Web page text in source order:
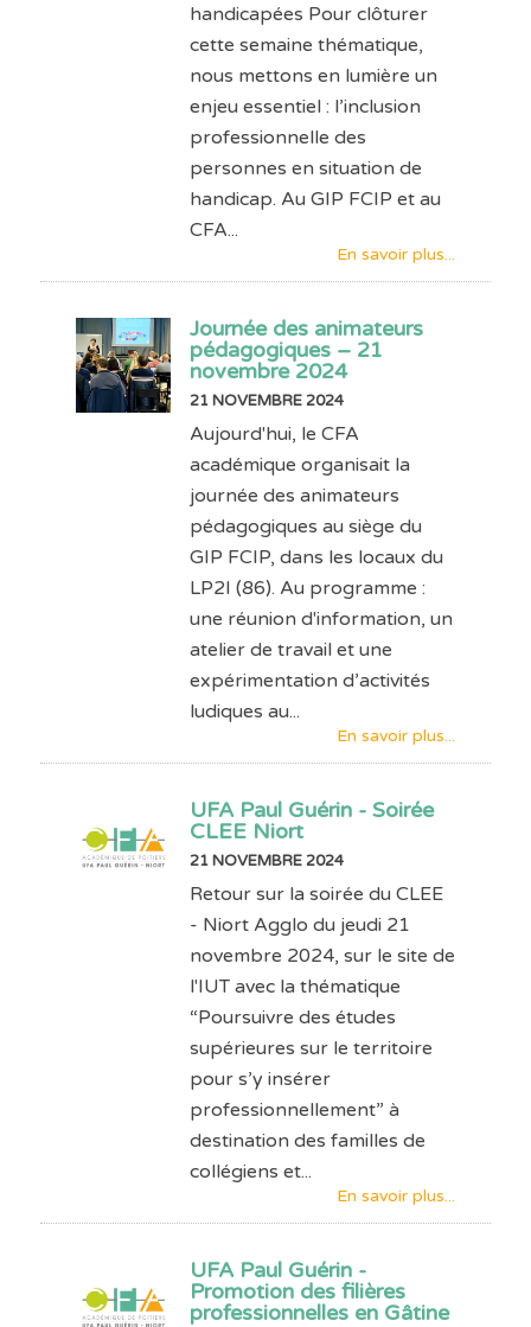
handicapées Pour clôturer
cette semaine thématique,
nous mettons en lumière un
enjeu essentiel : l’inclusion
professionnelle des
personnes en situation de
handicap. Au GIP FCIP et au
CFA...
En savoir plus...
Journée des animateurs
pédagogiques – 21
novembre 2024
21 NOVEMBRE 2024
Aujourd'hui, le CFA
académique organisait la
journée des animateurs
pédagogiques au siège du
GIP FCIP, dans les locaux du
LP2I (86). Au programme :
une réunion d'information, un
atelier de travail et une
expérimentation d’activités
ludiques au...
En savoir plus...
UFA Paul Guérin - Soirée
CLEE Niort
21 NOVEMBRE 2024
Retour sur la soirée du CLEE
- Niort Agglo du jeudi 21
novembre 2024, sur le site de
l'IUT avec la thématique
“Poursuivre des études
supérieures sur le territoire
pour s’y insérer
professionnellement” à
destination des familles de
collégiens et...
En savoir plus...
UFA Paul Guérin -
Promotion des filières
professionnelles en Gâtine